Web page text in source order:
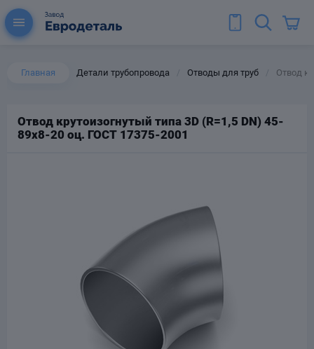
Главная Детали трубопровода Отводы для труб Отвод
Отвод крутоизогнутый типа 3D (R=1,5 DN) 45-
89х8-20 оц. ГОСТ 17375-2001
для труб
Тройники стальные